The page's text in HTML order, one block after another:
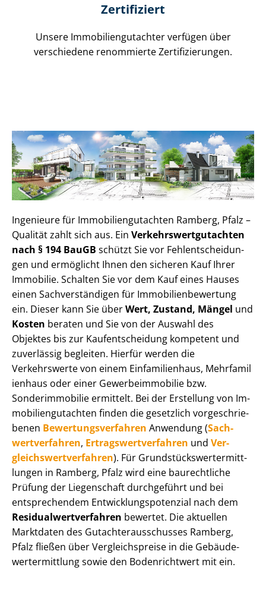
Zertifiziert
Unsere Immobilien­gutachter verfügen über
verschiedene renommierte Zer­ti­fi­zie­run­gen.
Ingenieure für Im­mo­bi­li­en­gut­ach­ten Ramberg, Pfalz –
Qualität zahlt sich aus. Ein Ver­kehrs­wert­gut­ach­ten
nach § 194 BauGB schützt Sie vor Fehl­ent­schei­dun­
gen und ermöglicht Ihnen den sicheren Kauf Ihrer
Immobilie. Schalten Sie vor dem Kauf eines Hauses
einen Sach­ver­stän­di­gen für Im­mo­bi­li­en­be­wer­tung
ein. Dieser kann Sie überWert, Zustand, Mängel und
Kosten beraten und Sie von der Auswahl des
Objektes bis zur Kauf­ent­schei­dung kompetent und
zuverlässig begleiten. Hierfür werden die
Verkehrswerte von einem Einfamilienhaus, Mehr­fa­mi­l
i­en­haus oder einer Ge­wer­be­im­mo­bi­lie bzw.
Sonderimmobilie ermittelt. Bei der Erstellung von Im­
mo­bi­li­en­gut­ach­ten finden die gesetzlich vor­ge­schrie­
be­nen Be­wer­tungs­ver­fah­ren Anwendung (Sach­
wert­ver­fah­ren, Er­trags­wert­ver­fah­ren und Ver­
gleichs­wert­ver­fah­ren). Für Grund­stücks­wert­ermitt­
lun­gen in Ramberg, Pfalz wird eine baurechtliche
Prüfung der Liegenschaft durchgeführt und bei
entsprechendem Ent­wick­lungs­po­ten­zi­al nach dem
Re­si­du­al­wert­ver­fah­ren bewertet. Die aktuellen
Marktdaten des Gut­ach­ter­aus­schus­ses Ramberg,
Pfalz fließen über Ver­gleichs­prei­se in die Ge­bäu­de­
wert­ermitt­lung sowie den Bodenrichtwert mit ein.